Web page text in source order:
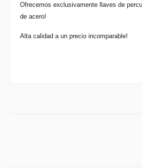
Ofrecemos exclusivamente llaves de
de acero!
Alta calidad a un precio incomparable!